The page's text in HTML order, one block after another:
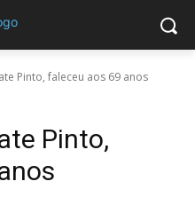
Pinto, faleceu aos 69 anos
Pinto,